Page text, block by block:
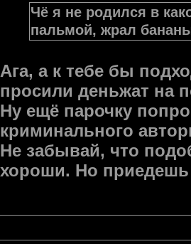
Чё я не родился в
пальмой, жрал
Ага, а к тебе бы
просили деньжат на
Ну ещё парочку
криминального
Не забывай, что
хороши. Но